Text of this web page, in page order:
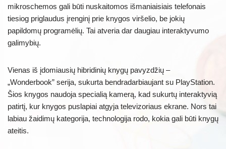
mikroschemos gali būti nuskaitomos išmaniaisiais telefonais
tiesiog priglaudus įrenginį prie knygos viršelio, be jokių
papildomų programėlių. Tai atveria dar daugiau interaktyvumo
galimybių.
Vienas iš įdomiausių hibridinių knygų pavyzdžių –
„Wonderbook” serija, sukurta bendradarbiaujant su PlayStation.
Šios knygos naudoja specialią kamerą, kad sukurtų interaktyvią
patirtį, kur knygos puslapiai atgyja televizoriaus ekrane. Nors tai
labiau žaidimų kategorija, technologija rodo, kokia gali būti knygų
ateitis.